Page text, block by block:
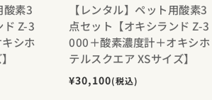
酸素3
ド Z-3
シホ
【レンタル】ペット用酸素3
点セット【オキシランド Z-3
000＋酸素濃度計＋オキシホ
テルスクエア XSサイズ】
¥30,100(税込)